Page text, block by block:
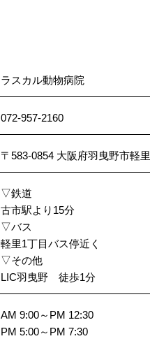
ラスカル動物病院
072-957-2160
〒583-0854 大阪府羽曳野市軽
▽鉄道
古市駅より15分
▽バス
軽里1丁目バス停近く
▽その他
LIC羽曳野 徒歩1分
AM 9:00～PM 12:30
PM 5:00～PM 7:30